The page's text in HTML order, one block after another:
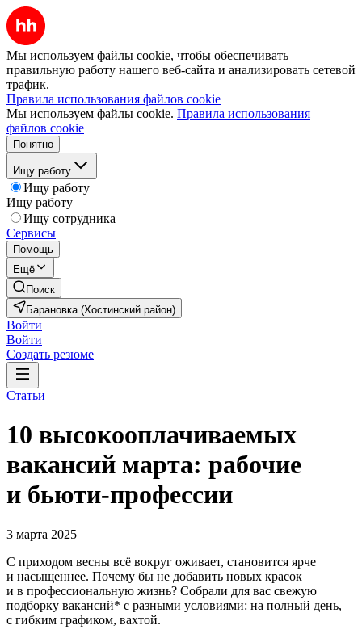
Мы используем файлы cookie, чтобы обеспечивать
правильную работу нашего веб-сайта и анализировать сетевой
трафик.
Правила использования файлов cookie
Мы используем файлы cookie. Правила использования
файлов cookie
Понятно
Ищу работу
Ищу работу
Ищу работу
Ищу сотрудника
Сервисы
Помощь
Ещё
Поиск
Барановка (Хостинский район)
Войти
Войти
Создать резюме
Статьи
10 высокооплачиваемых
вакансий марта: рабочие
и бьюти-профессии
3 марта 2025
С приходом весны всё вокруг оживает, становится ярче
и насыщеннее. Почему бы не добавить новых красок
и в профессиональную жизнь? Собрали для вас свежую
подборку вакансий* с разными условиями: на полный день,
с гибким графиком, вахтой.